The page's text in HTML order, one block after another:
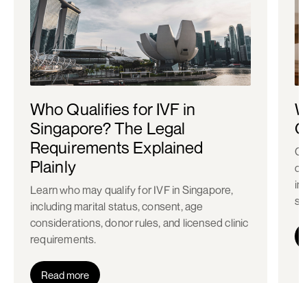
Who Qualifies for IVF in
Singapore? The Legal
Requirements Explained
Plainly
Learn who may qualify for IVF in Singapore,
including marital status, consent, age
considerations, donor rules, and licensed clinic
requirements.
Read more